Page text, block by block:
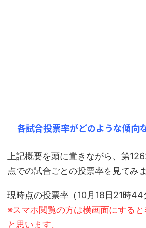
各試合投票率がどのような傾向
上記概要を頭に置きながら、第
点での試合ごとの投票率を見てみま
現時点の投票率（10月18日21時44
※スマホ閲覧の方は横画面にする
と思います。